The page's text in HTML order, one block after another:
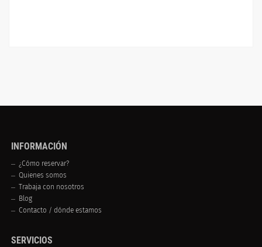
INFORMACIÓN
¿Cómo reservar?
Quienes somos
Trabaja con nosotros
Blog
Contacto / dónde estamos
SERVICIOS